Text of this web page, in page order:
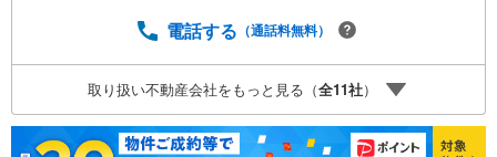
宅は2年、中古住宅は半年の設備修理サービスが無料で付
サービス目視検査やリフォーム費用をお伝えするなどの無
料サービス5.お引渡し後もしっかりサポートCSサポート室
がお引渡し後のお悩みもしっかりサポートします。
電話する （通話料無料）
取り扱い不動産会社をもっと見る（全11社）